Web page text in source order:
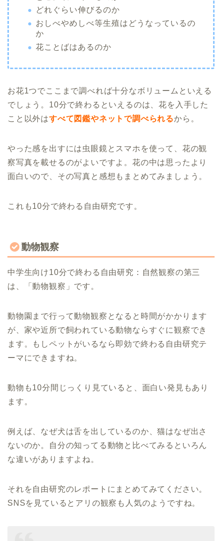
どれぐらい伸びるのか
おしべやめしべ等生殖はどうなっているの
か
花ことばはあるのか
お花1つでここまで調べれば十分なボリュームといえる
でしょう。10分で終わるといえるのは、花を入手した
こと以外はすべて図鑑やネットで調べられるから。
やった感を出すには虫眼鏡とスマホを使って、花の観
察写真を載せるのがよいですよ。花の中は思ったより
面白いので、その写真と感想もまとめてみましょう。
これも10分で終わる自由研究です。
動物観察
中学生向け10分で終わる自由研究：自然観察の第三
は、「動物観察」です。
動物園まで行って動物観察となると時間がかかります
が、家や近所で飼われている動物ならすぐに観察でき
ます。もしペットがいるなら即効で終わる自由研究テ
ーマにできますね。
動物も10分間じっくり見ていると、面白い発見もあり
ます。
例えば、なぜ犬は舌を出しているのか、猫はなぜ出さ
ないのか。自分の知ってる動物と比べてみるといろん
な違いがありますよね。
それを自由研究のレポートにまとめてみてください。
SNSを見ているとアリの観察も人気のようですね。